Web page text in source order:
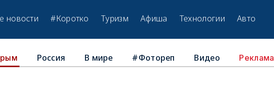
новости #Коротко Туризм Афиша Технологии Авто
Россия В мире #Фотореп Видео Реклама